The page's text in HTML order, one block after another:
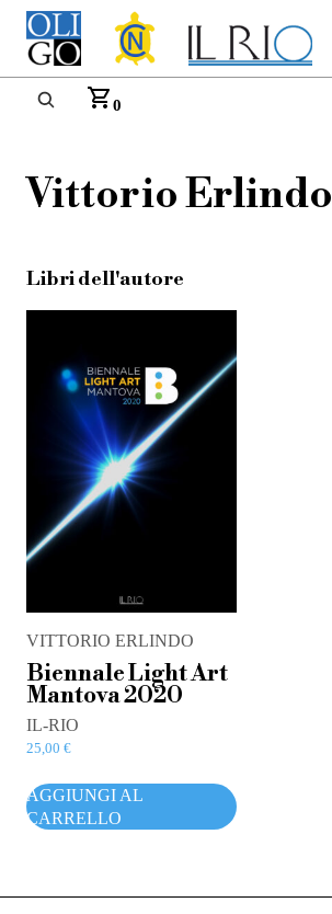
0
Vittorio Erlindo
Libri dell'autore
VITTORIO ERLINDO
Biennale Light Art
Mantova 2020
IL-RIO
25,00 €
AGGIUNGI AL
CARRELLO